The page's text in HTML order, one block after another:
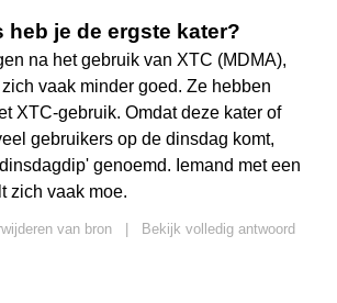
heb je de ergste kater?
na het gebruik van XTC (MDMA),
vaak minder goed. Ze hebben
XTC-gebruik. Omdat deze kater of
gebruikers op de dinsdag komt,
genoemd. Iemand met een
zich vaak moe.
van bron
Bekijk volledig antwoord